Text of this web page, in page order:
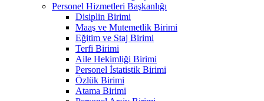
Personel Hizmetleri Başkanlığı
Disiplin Birimi
Maaş ve Mutemetlik Birimi
Eğitim ve Staj Birimi
Terfi Birimi
Aile Hekimliği Birimi
Personel İstatistik Birimi
Özlük Birimi
Atama Birimi